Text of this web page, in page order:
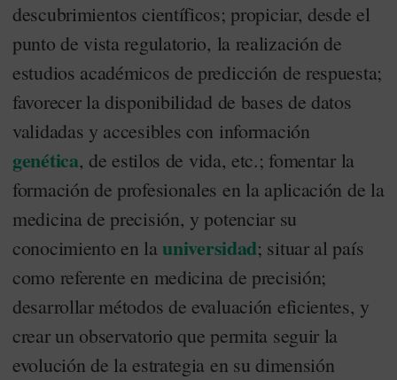
descubrimientos científicos; propiciar, desde el
punto de vista regulatorio, la realización de
estudios académicos de predicción de respuesta;
favorecer la disponibilidad de bases de datos
validadas y accesibles con información
genética, de estilos de vida, etc.; fomentar la
formación de profesionales en la aplicación de la
medicina de precisión, y potenciar su
conocimiento en launiversidad; situar al país
como referente en medicina de precisión;
desarrollar métodos de evaluación eficientes, y
crear un observatorio que permita seguir la
evolución de la estrategia en su dimensión